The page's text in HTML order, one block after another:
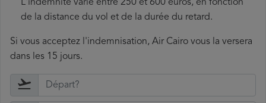
L'indemnité varie entre 250 et 600 euros, en fonction
de la distance du vol et de la durée du retard.
Si vous acceptez l'indemnisation, Air Cairo vous la versera
dans les 15 jours.